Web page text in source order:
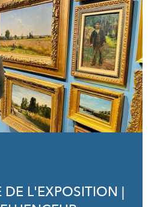
DE L'EXPOSITION |